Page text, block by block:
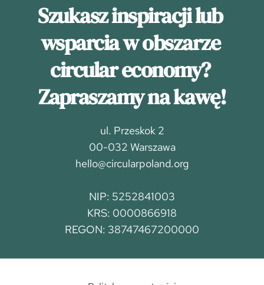
Szukasz inspiracji lub
wsparcia w obszarze
circular economy?
Zapraszamy na kawę!
ul. Przeskok 2
00-032 Warszawa
hello@circularpoland.org
NIP: 5252841003
KRS: 0000866918
REGON: 38747467200000